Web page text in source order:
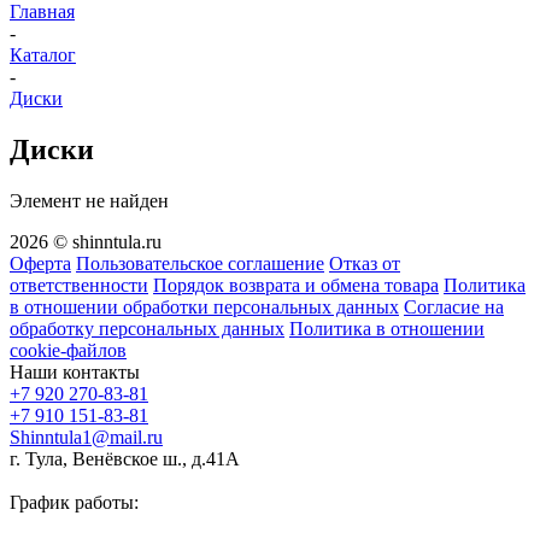
Главная
-
Каталог
-
Диски
Диски
Элемент не найден
2026 © shinntula.ru
Оферта Пользовательское соглашение Отказ от
ответственности Порядок возврата и обмена товара Политика
в отношении обработки персональных данных Согласие на
обработку персональных данных Политика в отношении
cookie-файлов
Наши контакты
+7 920 270-83-81
+7 910 151-83-81
Shinntula1@mail.ru
г. Тула, Венёвское ш., д.41А
График работы: